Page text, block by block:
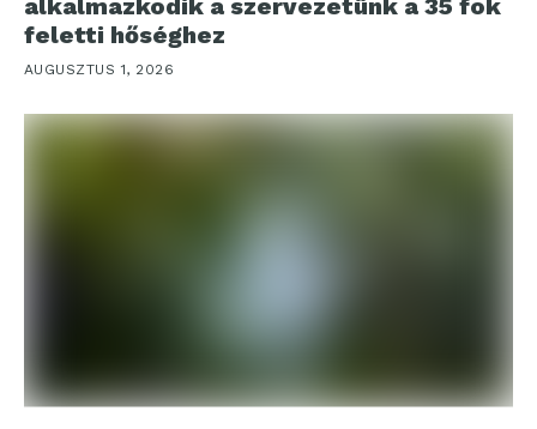
feletti hőséghez
AUGUSZTUS 1, 2026